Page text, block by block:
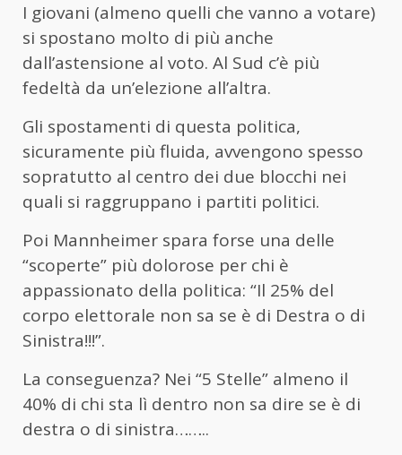
I giovani (almeno quelli che vanno a votare)
si spostano molto di più anche
dall’astensione al voto. Al Sud c’è più
fedeltà da un’elezione all’altra.
Gli spostamenti di questa politica,
sicuramente più fluida, avvengono spesso
sopratutto al centro dei due blocchi nei
quali si raggruppano i partiti politici.
Poi Mannheimer spara forse una delle
“scoperte” più dolorose per chi è
appassionato della politica: “Il 25% del
corpo elettorale non sa se è di Destra o di
Sinistra!!!”.
La conseguenza? Nei “5 Stelle” almeno il
40% di chi sta lì dentro non sa dire se è di
destra o di sinistra……..